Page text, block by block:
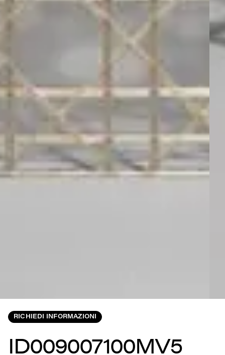
RICHIEDI INFORMAZIONI
ID009007100MV5